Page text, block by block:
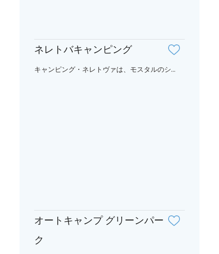
ネレトバキャンピング
キャンピング・ネレトヴァは、モスタルのシ...
オートキャンプ グリーンパー
ク